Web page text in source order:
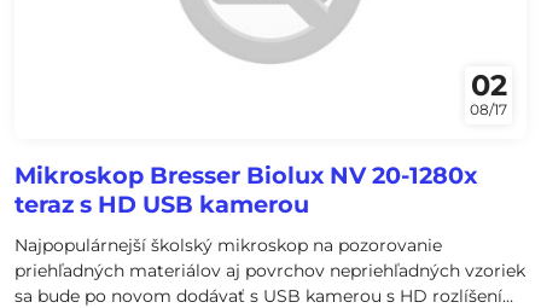
02
08/17
Mikroskop Bresser Biolux NV 20-1280x
teraz s HD USB kamerou
Najpopulárnejší školský mikroskop na pozorovanie
priehľadných materiálov aj povrchov nepriehľadných vzoriek
sa bude po novom dodávať s USB kamerou s HD rozlíšením